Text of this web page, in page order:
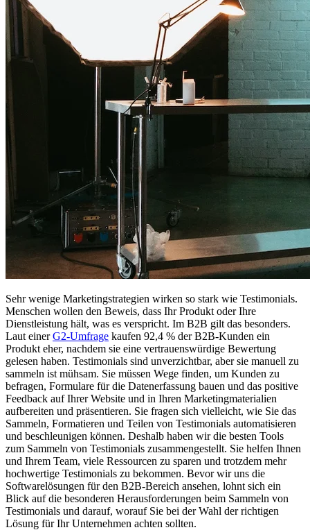
Sehr wenige Marketingstrategien wirken so stark wie Testimonials.
Menschen wollen den Beweis, dass Ihr Produkt oder Ihre
Dienstleistung hält, was es verspricht. Im B2B gilt das besonders.
Laut einerG2-Umfrage kaufen 92,4 % der B2B-Kunden ein
Produkt eher, nachdem sie eine vertrauenswürdige Bewertung
gelesen haben. Testimonials sind unverzichtbar, aber sie manuell zu
sammeln ist mühsam. Sie müssen Wege finden, um Kunden zu
befragen, Formulare für die Datenerfassung bauen und das positive
Feedback auf Ihrer Website und in Ihren Marketingmaterialien
aufbereiten und präsentieren. Sie fragen sich vielleicht, wie Sie das
Sammeln, Formatieren und Teilen von Testimonials automatisieren
und beschleunigen können. Deshalb haben wir die besten Tools
zum Sammeln von Testimonials zusammengestellt. Sie helfen Ihnen
und Ihrem Team, viele Ressourcen zu sparen und trotzdem mehr
hochwertige Testimonials zu bekommen. Bevor wir uns die
Softwarelösungen für den B2B-Bereich ansehen, lohnt sich ein
Blick auf die besonderen Herausforderungen beim Sammeln von
Testimonials und darauf, worauf Sie bei der Wahl der richtigen
Lösung für Ihr Unternehmen achten sollten.